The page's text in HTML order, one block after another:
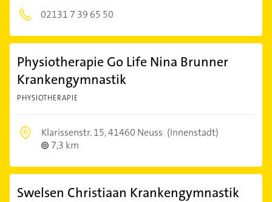
02131 7 39 65 50
Physiotherapie Go Life Nina Brunner
Krankengymnastik
PHYSIOTHERAPIE
Klarissenstr. 15,41460 Neuss (Innenstadt)
7,3 km
Swelsen Christiaan Krankengymnastik